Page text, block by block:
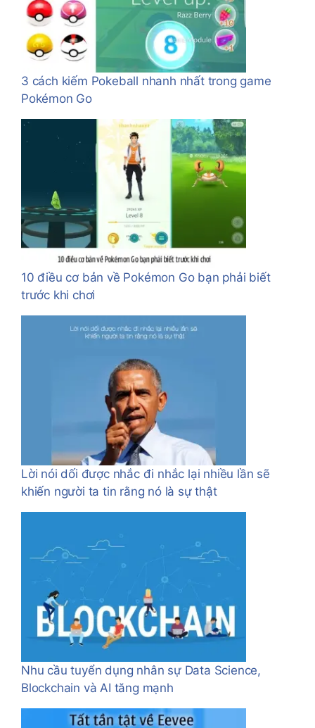
3 cách kiếm Pokeball nhanh nhất trong game
Pokémon Go
10 điều cơ bản về Pokémon Go bạn phải biết
trước khi chơi
Lời nói dối được nhắc đi nhắc lại nhiều lần sẽ
khiến người ta tin rằng nó là sự thật
Nhu cầu tuyển dụng nhân sự Data Science,
Blockchain và AI tăng mạnh